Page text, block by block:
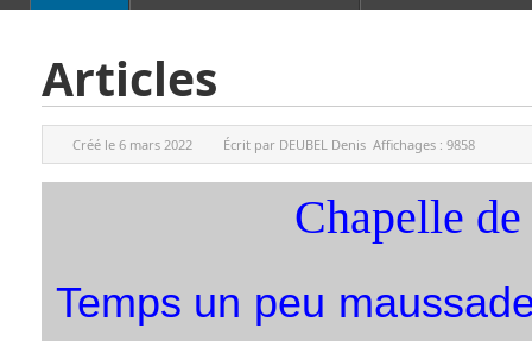
Articles
Créé le 6 mars 2022 Écrit par DEUBEL Denis Affichages : 9858
Chapelle
Temps un peu